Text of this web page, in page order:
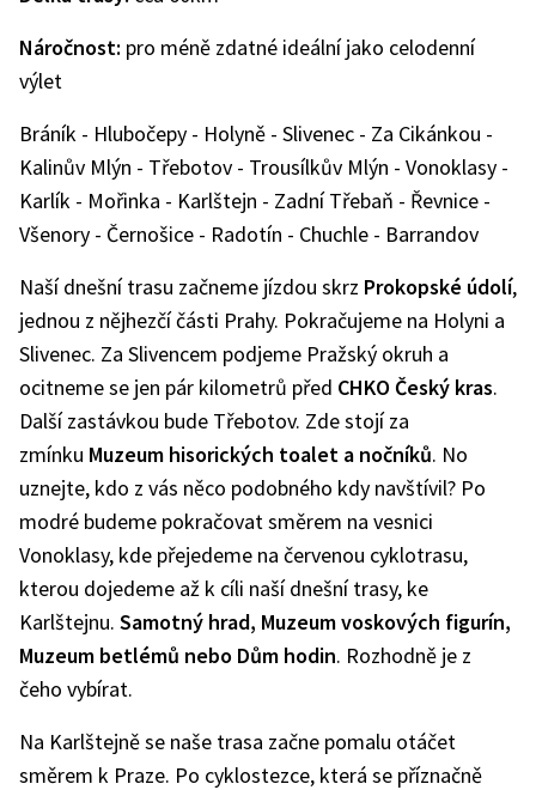
Náročnost: pro méně zdatné ideální jako celodenní
výlet
Bráník - Hlubočepy - Holyně - Slivenec - Za Cikánkou -
Kalinův Mlýn - Třebotov - Trousílkův Mlýn - Vonoklasy -
Karlík - Mořinka - Karlštejn - Zadní Třebaň - Řevnice -
Všenory - Černošice - Radotín - Chuchle - Barrandov
Naší dnešní trasu začneme jízdou skrz Prokopské údolí,
jednou z nějhezčí části Prahy. Pokračujeme na Holyni a
Slivenec. Za Slivencem podjeme Pražský okruh a
ocitneme se jen pár kilometrů před CHKO Český kras.
Další zastávkou bude Třebotov. Zde stojí za
zmínku Muzeum hisorických toalet a nočníků. No
uznejte, kdo z vás něco podobného kdy navštívil? Po
modré budeme pokračovat směrem na vesnici
Vonoklasy, kde přejedeme na červenou cyklotrasu,
kterou dojedeme až k cíli naší dnešní trasy, ke
Karlštejnu. Samotný hrad, Muzeum voskových figurín,
Muzeum betlémů nebo Dům hodin. Rozhodně je z
čeho vybírat.
Na Karlštejně se naše trasa začne pomalu otáčet
směrem k Praze. Po cyklostezce, která se příznačně